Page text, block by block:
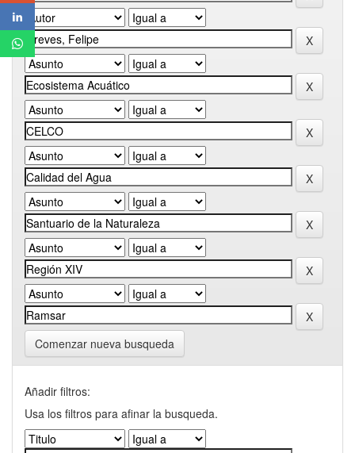
Comenzar nueva busqueda
Añadir filtros:
Usa los filtros para afinar la busqueda.